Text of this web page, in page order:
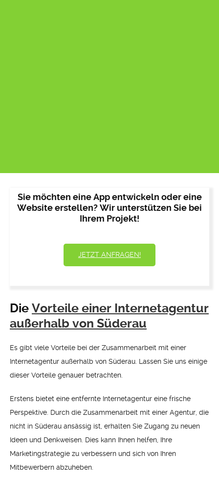
Sie möchten eine App entwickeln oder eine
Website erstellen? Wir unterstützen Sie bei
Ihrem Projekt!
JETZT ANFRAGEN!
Die Vorteile einer Internetagentur
außerhalb von Süderau
Es gibt viele Vorteile bei der Zusammenarbeit mit einer
Internetagentur außerhalb von Süderau. Lassen Sie uns einige
dieser Vorteile genauer betrachten.
Erstens bietet eine entfernte Internetagentur eine frische
Perspektive. Durch die Zusammenarbeit mit einer Agentur, die
nicht in Süderau ansässig ist, erhalten Sie Zugang zu neuen
Ideen und Denkweisen. Dies kann Ihnen helfen, Ihre
Marketingstrategie zu verbessern und sich von Ihren
Mitbewerbern abzuheben.